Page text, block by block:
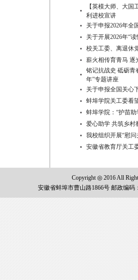
【英模大师、大
利进校宣讲
关于申报2026年全
关于开展2026年“
校关工委、离退休
薪火相传育青马
铭记抗战史 砥砺
年”专题讲座
关于申报全国关心
蚌埠学院关工委看
蚌埠学院：“护苗
爱心助学 共筑乡村
我校组织开展“慰
安徽省教育厅关工
Copyright ◎ 2016 All
安徽省蚌埠市曹山路1866号 邮政编码